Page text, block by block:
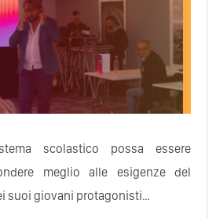
scolastico possa essere
meglio alle esigenze del
suoi giovani protagonisti…